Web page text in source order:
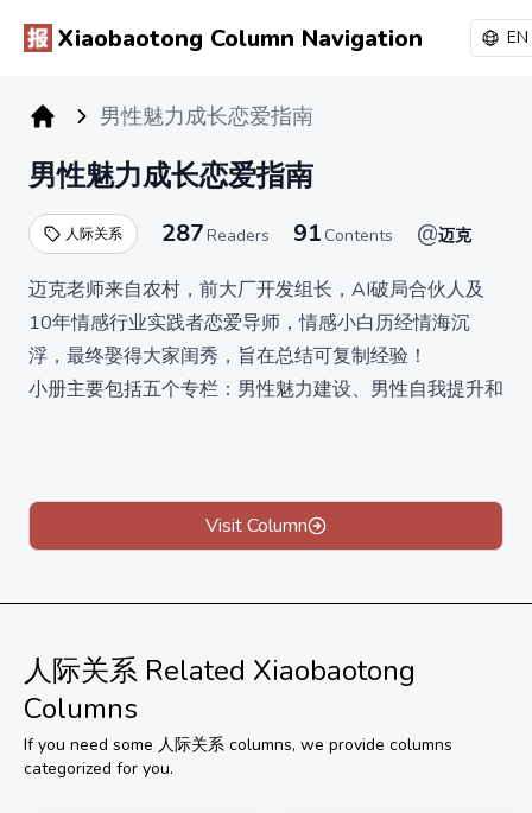
Xiaobaotong Column Navigation EN
男性魅力成长恋爱指南
男性魅力成长恋爱指南
人际关系 287Readers 91 Contents @迈克
迈克老师来自农村，前大厂开发组长，AI破局合伙人及
10年情感行业实践者恋爱导师，情感小白历经情海沉
浮，最终娶得大家闺秀，旨在总结可复制经验！
小册主要包括五个专栏：男性魅力建设、男性自我提升和
承诺一年内更新100篇以上。
Visit Column
人际关系 Related Xiaobaotong
Columns
If you need some 人际关系 columns, we provide columns
categorized for you.